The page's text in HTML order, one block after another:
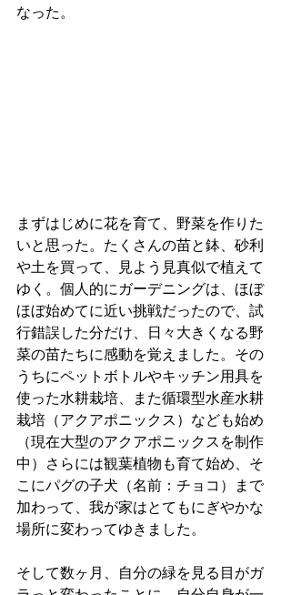
なった。
まずはじめに花を育て、野菜を作りた
いと思った。たくさんの苗と鉢、砂利
や土を買って、見よう見真似で植えて
ゆく。個人的にガーデニングは、ほぼ
ほぼ始めてに近い挑戦だったので、試
行錯誤した分だけ、日々大きくなる野
菜の苗たちに感動を覚えました。その
うちにペットボトルやキッチン用具を
使った水耕栽培、また循環型水産水耕
栽培（アクアポニックス）なども始め
（現在大型のアクアポニックスを制作
中）さらには観葉植物も育て始め、そ
こにパグの子犬（名前：チョコ）まで
加わって、我が家はとてもにぎやかな
場所に変わってゆきました。
そして数ヶ月、自分の緑を見る目がガ